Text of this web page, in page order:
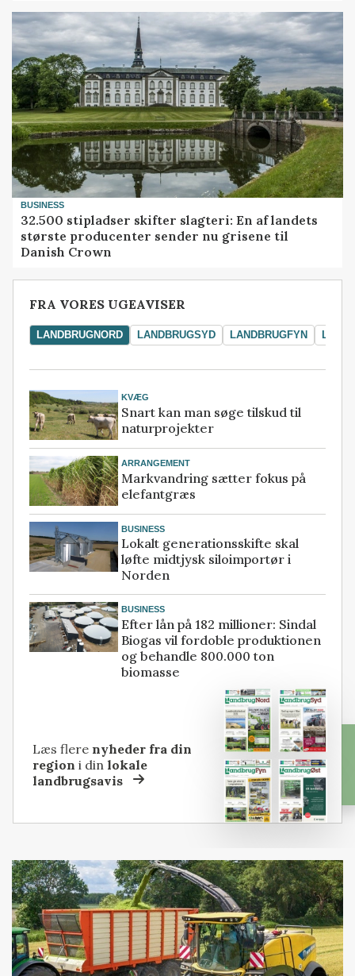
BUSINESS
32.500 stipladser skifter slagteri: En af landets
største producenter sender nu grisene til
Danish Crown
FRA VORES UGEAVISER
LANDBRUGNORD LANDBRUGSYD LANDBRUGFYN
KVÆG
Snart kan man søge tilskud til
naturprojekter
ARRANGEMENT
Markvandring sætter fokus på
elefantgræs
BUSINESS
Lokalt generationsskifte skal
løfte midtjysk siloimportør i
Norden
BUSINESS
Efter lån på 182 millioner: Sindal
Biogas vil fordoble produktionen
og behandle 800.000 ton
biomasse
Læs flere nyheder fra din
region i dinlokale
landbrugsavis